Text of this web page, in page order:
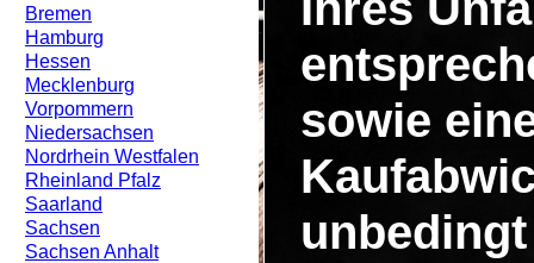
Bremen
Hamburg
Hessen
Mecklenburg
Vorpommern
Niedersachsen
Nordrhein Westfalen
Rheinland Pfalz
Saarland
Sachsen
Sachsen Anhalt
sowie